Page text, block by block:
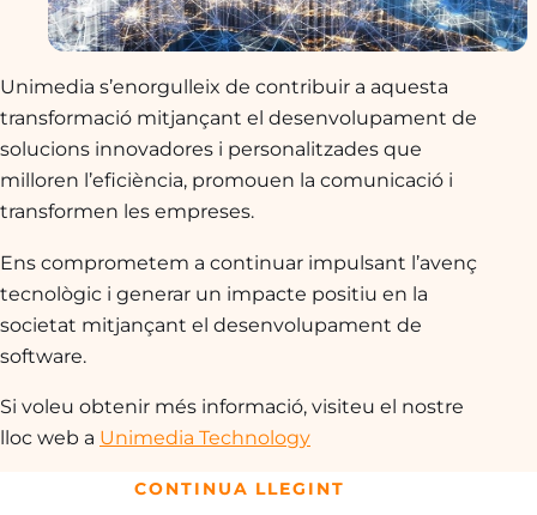
Unimedia s’enorgulleix de contribuir a aquesta
transformació mitjançant el desenvolupament de
solucions innovadores i personalitzades que
milloren l’eficiència, promouen la comunicació i
transformen les empreses.
Ens comprometem a continuar impulsant l’avenç
tecnològic i generar un impacte positiu en la
societat mitjançant el desenvolupament de
software.
Si voleu obtenir més informació, visiteu el nostre
lloc web a Unimedia Technology
CONTINUA LLEGINT